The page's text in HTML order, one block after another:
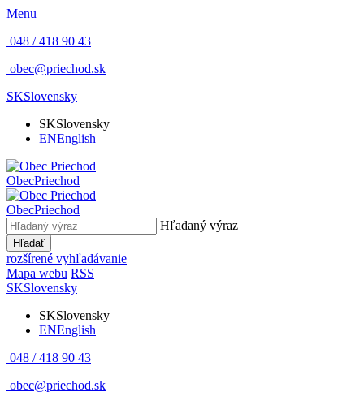
Menu
048 / 418 90 43
obec@priechod.sk
SKSlovensky
SKSlovensky
ENEnglish
ObecPriechod
ObecPriechod
Hľadaný výraz
Hľadať
rozšírené vyhľadávanie
Mapa webu RSS
SKSlovensky
SKSlovensky
ENEnglish
048 / 418 90 43
obec@priechod.sk